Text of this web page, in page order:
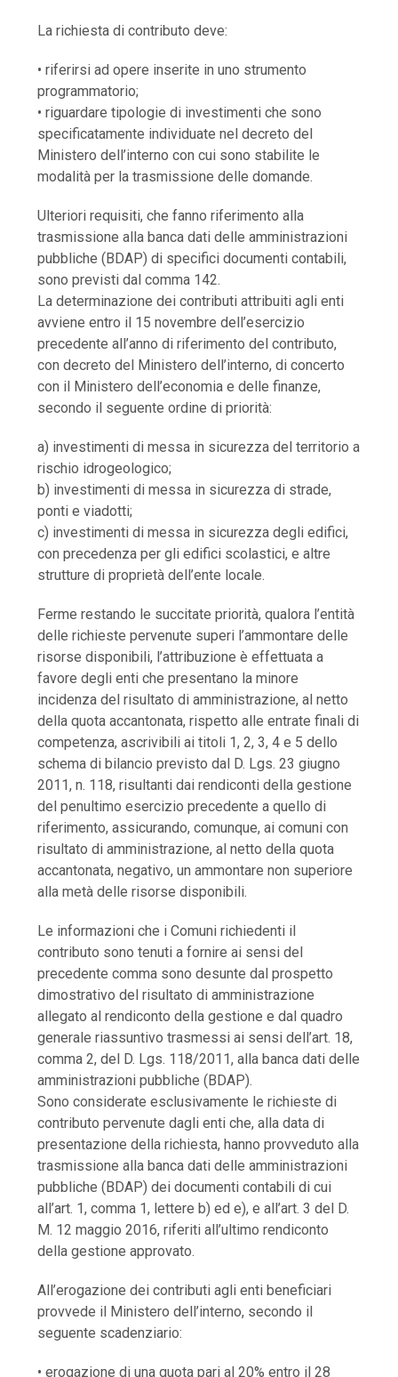
La richiesta di contributo deve:
• riferirsi ad opere inserite in uno strumento
programmatorio;
• riguardare tipologie di investimenti che sono
specificatamente individuate nel decreto del
Ministero dell’interno con cui sono stabilite le
modalità per la trasmissione delle domande.
Ulteriori requisiti, che fanno riferimento alla
trasmissione alla banca dati delle amministrazioni
pubbliche (BDAP) di specifici documenti contabili,
sono previsti dal comma 142.
La determinazione dei contributi attribuiti agli enti
avviene entro il 15 novembre dell’esercizio
precedente all’anno di riferimento del contributo,
con decreto del Ministero dell’interno, di concerto
con il Ministero dell’economia e delle finanze,
secondo il seguente ordine di priorità:
a) investimenti di messa in sicurezza del territorio a
rischio idrogeologico;
b) investimenti di messa in sicurezza di strade,
ponti e viadotti;
c) investimenti di messa in sicurezza degli edifici,
con precedenza per gli edifici scolastici, e altre
strutture di proprietà dell’ente locale.
Ferme restando le succitate priorità, qualora l’entità
delle richieste pervenute superi l’ammontare delle
risorse disponibili, l’attribuzione è effettuata a
favore degli enti che presentano la minore
incidenza del risultato di amministrazione, al netto
della quota accantonata, rispetto alle entrate finali di
competenza, ascrivibili ai titoli 1, 2, 3, 4 e 5 dello
schema di bilancio previsto dal D. Lgs. 23 giugno
2011, n. 118, risultanti dai rendiconti della gestione
del penultimo esercizio precedente a quello di
riferimento, assicurando, comunque, ai comuni con
risultato di amministrazione, al netto della quota
accantonata, negativo, un ammontare non superiore
alla metà delle risorse disponibili.
Le informazioni che i Comuni richiedenti il
contributo sono tenuti a fornire ai sensi del
precedente comma sono desunte dal prospetto
dimostrativo del risultato di amministrazione
allegato al rendiconto della gestione e dal quadro
generale riassuntivo trasmessi ai sensi dell’art. 18,
comma 2, del D. Lgs. 118/2011, alla banca dati delle
amministrazioni pubbliche (BDAP).
Sono considerate esclusivamente le richieste di
contributo pervenute dagli enti che, alla data di
presentazione della richiesta, hanno provveduto alla
trasmissione alla banca dati delle amministrazioni
pubbliche (BDAP) dei documenti contabili di cui
all’art. 1, comma 1, lettere b) ed e), e all’art. 3 del D.
M. 12 maggio 2016, riferiti all’ultimo rendiconto
della gestione approvato.
All’erogazione dei contributi agli enti beneficiari
provvede il Ministero dell’interno, secondo il
seguente scadenziario:
• erogazione di una quota pari al 20% entro il 28